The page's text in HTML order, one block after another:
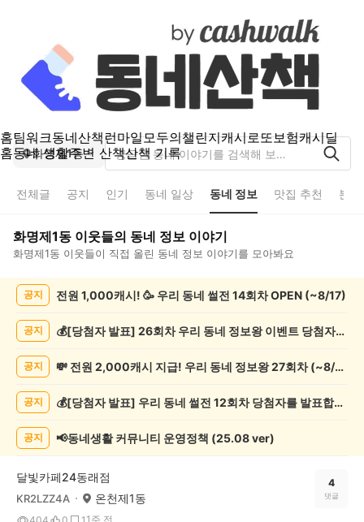
홈팀워크동네산책런마일모두의챌린지캐시로또보험캐시딜
홈동네 생활주변 산책산책 기록
화명제1동
전체글 공지 인기 동네 일상 동네 정보 맛집 추천 분
화명제1동 이웃들의 동네 정보 이야기
화명제1동 이웃들이 직접 올린 동네 정보 이야기를 모아봐요
글
공지 전원 1,000캐시! 🥳 우리 동네 썰전 14회차 OPEN (~8/17)
공지 💰[당첨자 발표] 26회차 우리 동네 정보왕 이벤트 당첨자를 발표합니다!
공지 💸 전원 2,000캐시 지급! 우리 동네 정보왕 27회차 (~8/10)
공지 💰[당첨자 발표] 우리 동네 썰전 12회차 당첨자를 발표합니다!
공지 📢동네생활 커뮤니티 운영정책 (25.08 ver)
달빛카페24동래점
KR2LZZ4A 온천제1동
1주 전
4
댓글